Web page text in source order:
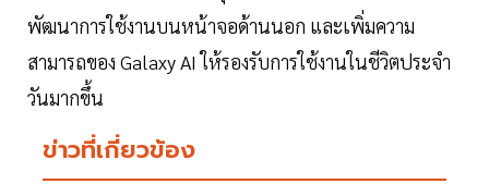
พัฒนาการใช้งานบนหน้าจอด้านนอก และเพิ่มความ
สามารถของ Galaxy AI ให้รองรับการใช้งานในชีวิตประจำ
วันมากขึ้น
ข่าวที่เกี่ยวข้อง